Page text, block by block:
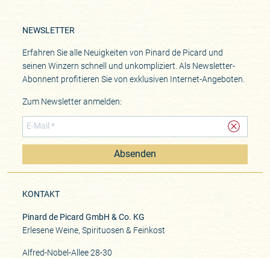
NEWSLETTER
Erfahren Sie alle Neuigkeiten von Pinard de Picard und
seinen Winzern schnell und unkompliziert. Als Newsletter-
Abonnent profitieren Sie von exklusiven Internet-Angeboten.
Zum Newsletter anmelden:
Absenden
KONTAKT
Pinard de Picard GmbH & Co. KG
Erlesene Weine, Spirituosen & Feinkost
Alfred-Nobel-Allee 28-30